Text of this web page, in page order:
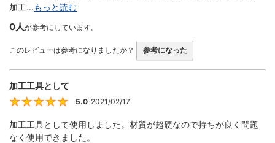
加工...もっと読む
0人が参考にしています。
このレビューは参考になりましたか？ 参考になった
加工工具として
5.0 2021/02/17
加工工具として使用しました。材質が超硬なので持ちが良く問題
なく使用できました。